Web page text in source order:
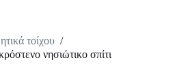
τοίχου /
νησιώτικο σπίτι